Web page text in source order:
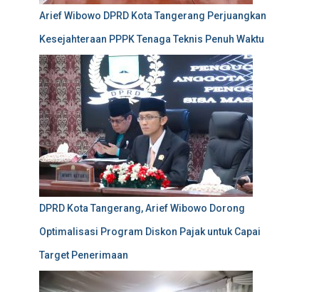
Arief Wibowo DPRD Kota Tangerang Perjuangkan
Kesejahteraan PPPK Tenaga Teknis Penuh Waktu
DPRD Kota Tangerang, Arief Wibowo Dorong
Optimalisasi Program Diskon Pajak untuk Capai
Target Penerimaan